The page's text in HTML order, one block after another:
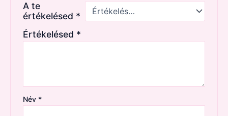
A te
értékelésed *
Értékelésed *
Név *